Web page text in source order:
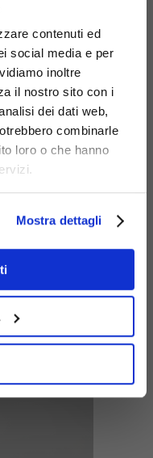
contenuti ed
social media e per
inoltre
il nostro sito con i
dei dati web,
combinarle
loro o che hanno
Mostra dettagli
2